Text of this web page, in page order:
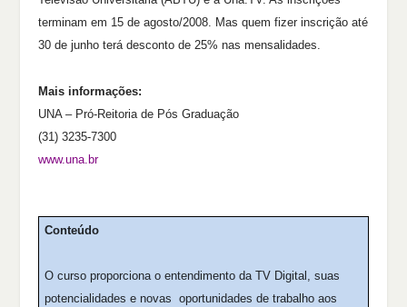
terminam em 15 de agosto/2008. Mas quem fizer inscrição até
30 de junho terá desconto de 25% nas mensalidades.
Mais informações:
UNA – Pró-Reitoria de Pós Graduação
(31) 3235-7300
www.una.br
Conteúdo
O curso proporciona o entendimento da TV Digital, suas
potencialidades e novas
oportunidades de trabalho aos